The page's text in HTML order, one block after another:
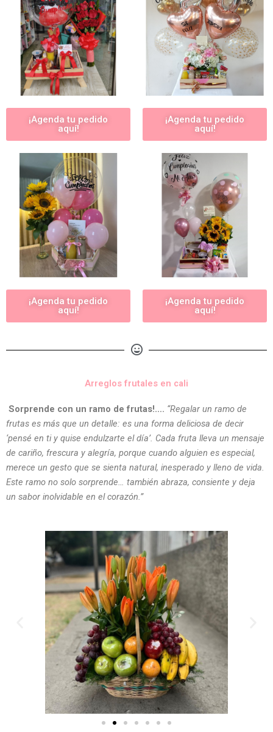
¡Agenda tu pedido
aquí!
¡Agenda tu pedido
aquí!
¡Agenda tu pedido
aquí!
¡Agenda tu pedido
aquí!
Arreglos frutales en cali
Sorprende con un ramo de frutas!…. “Regalar un ramo de
frutas es más que un detalle: es una forma deliciosa de decir
‘pensé en ti y quise endulzarte el día’. Cada fruta lleva un mensaje
de cariño, frescura y alegría, porque cuando alguien es especial,
merece un gesto que se sienta natural, inesperado y lleno de vida.
Este ramo no solo sorprende… también abraza, consiente y deja
un sabor inolvidable en el corazón.”